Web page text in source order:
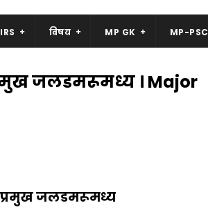
विषय MP GK MP-PSC
जलडमरूमध्य । Major
प्रमुख जलडमरूमध्य